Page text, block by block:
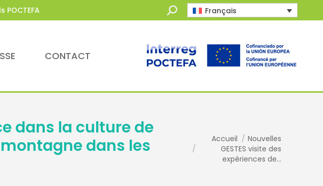
Recherche
: Français
CONTACT
dans la culture de
dans les
Vous êtes ici :
Accueil
Nouvelles
GESTES visite des
expériences de…